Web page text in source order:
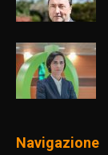
Navigazione